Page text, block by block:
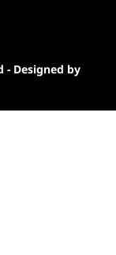
- Designed by